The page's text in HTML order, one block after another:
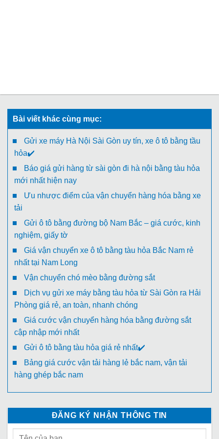
Bài viết khác cùng mục:
Gửi xe máy Hà Nội Sài Gòn uy tín, xe ô tô bằng tầu
hỏa✔️
Báo giá gửi hàng từ sài gòn đi hà nội bằng tàu hỏa
mới nhất hiện nay
Ưu nhược điểm của vận chuyển hàng hóa bằng xe
tải
Gửi ô tô bằng đường bộ Nam Bắc – giá cước, kinh
nghiệm, giấy tờ
Giá vận chuyển xe ô tô bằng tàu hỏa Bắc Nam rẻ
nhất tại Nam Long
Vận chuyển chó mèo bằng đường sắt
Dịch vụ gửi xe máy bằng tàu hỏa từ Sài Gòn ra Hải
Phòng giá rẻ, an toàn, nhanh chóng
Giá cước vận chuyển hàng hóa bằng đường sắt
cập nhập mới nhất
Gửi ô tô bằng tàu hỏa giá rẻ nhất✔️
Bảng giá cước vận tải hàng lẻ bắc nam, vận tải
hàng ghép bắc nam
ĐĂNG KÝ NHẬN THÔNG TIN